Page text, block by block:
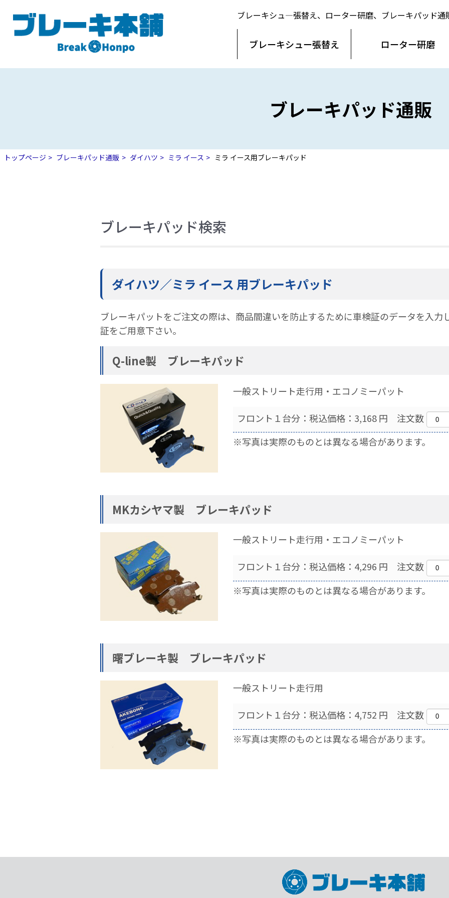
ブレーキシュ―張替え、ローター研磨、ブレーキパッド通
ブレーキシュー張替え ローター研磨
ブレーキパッド通販
トップページ ブレーキパッド通販 ダイハツ ミラ イース ミラ イース用ブレーキパッド
ブレーキパッド検索
ダイハツ／ミラ イース 用ブレーキパッド
ブレーキパットをご注文の際は、商品間違いを防止するために車検証のデータを入力
証をご用意下さい。
Q-line製 ブレーキパッド
一般ストリート走行用・エコノミーパット
フロント１台分：税込価格：3,168 円 注文数
※写真は実際のものとは異なる場合があります。
MKカシヤマ製 ブレーキパッド
一般ストリート走行用・エコノミーパット
フロント１台分：税込価格：4,296 円 注文数
※写真は実際のものとは異なる場合があります。
曙ブレーキ製 ブレーキパッド
一般ストリート走行用
フロント１台分：税込価格：4,752 円 注文数
※写真は実際のものとは異なる場合があります。